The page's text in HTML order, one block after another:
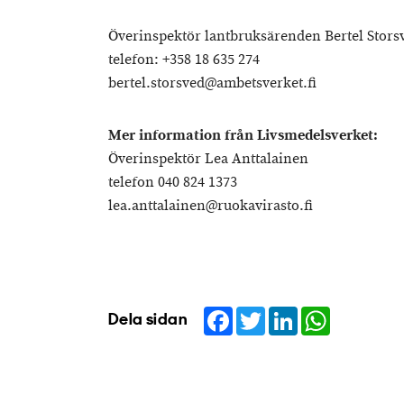
Överinspektör lantbruksärenden Bertel
telefon: +358 18 635 274
bertel.storsved@ambetsverket.fi
Mer information från Livsmedelsverket:
Överinspektör Lea Anttalainen
telefon 040 824 1373
lea.anttalainen@ruokavirasto.fi
Dela sidan Facebook
TwitterLinkedIn